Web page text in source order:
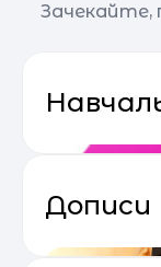
Зачекайте,
Дописи